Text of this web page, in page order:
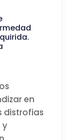
en
distrofias
y